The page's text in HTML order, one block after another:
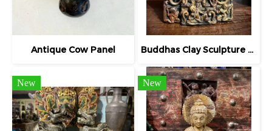
Antique Cow Panel Buddhas Clay Sculpture on Wood Panel
New New